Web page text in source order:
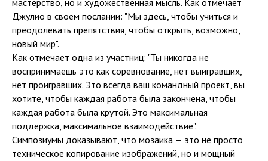
Джулио в своем послании: "Мы здесь, чтобы учиться и
преодолевать препятствия, чтобы открыть, возможно,
новый мир".
Как отмечает одна из участниц: "Ты никогда не
воспринимаешь это как соревнование, нет выигравших,
нет проигравших. Это всегда ваш командный проект, вы
хотите, чтобы каждая работа была закончена, чтобы
каждая работа была крутой. Это максимальная
поддержка, максимальное взаимодействие".
Симпозиумы доказывают, что мозаика — это не просто
техническое копирование изображений, но и мощный